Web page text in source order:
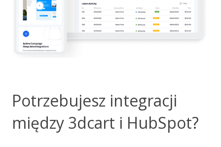
Potrzebujesz integracji
między 3dcart i HubSpot?